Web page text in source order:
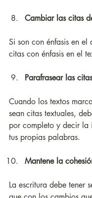
Cambiar las citas
Si son con énfasis en el
citas con énfasis en el
Parafrasear las
Cuando los textos
sean citas textuales,
por completo y decir la
tus propias palabras.
Mantene la
La escritura debe tener